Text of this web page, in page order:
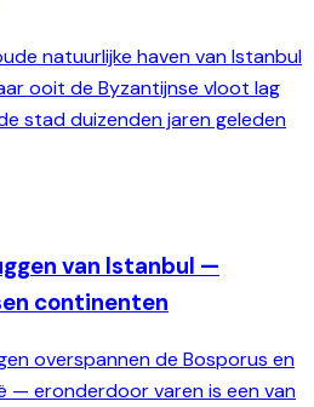
natuurlijke haven van Istanbul
ooit de Byzantijnse vloot lag
stad duizenden jaren geleden
van Istanbul —
continenten
overspannen de Bosporus en
— eronderdoor varen is een van